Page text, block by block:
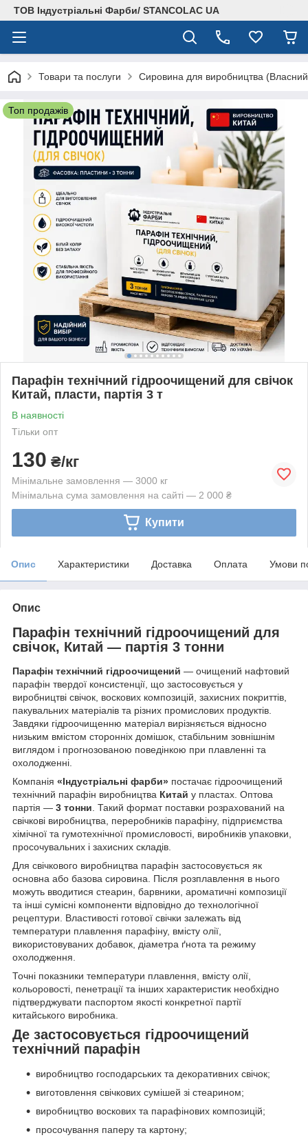
ТОВ Індустріальні Фарби/ STANCOLAC UA
Товари та послуги Сировина для виробництва
Топ продажів
Парафін технічний гідроочищений для свічок
Китай, пласти, партія 3 т
В наявності
Тільки опт
130 ₴/кг
Мінімальне замовлення — 3000 кг
Мінімальна сума замовлення на сайті — 2 000 ₴
Купити
Опис Характеристики Доставка Оплата Умови
Опис
Парафін технічний гідроочищений для
свічок, Китай — партія 3 тонни
Парафін технічний гідроочищений — очищений нафтовий
парафін твердої консистенції, що застосовується у
виробництві свічок, воскових композицій, захисних покриттів,
пакувальних матеріалів та різних промислових продуктів.
Завдяки гідроочищенню матеріал вирізняється відносно
низьким вмістом сторонніх домішок, стабільним зовнішнім
виглядом і прогнозованою поведінкою при плавленні та
охолодженні.
Компанія «Індустріальні фарби» постачає гідроочищений
технічний парафін виробництва Китай у пластах. Оптова
партія — 3 тонни. Такий формат поставки розрахований на
свічкові виробництва, переробників парафіну, підприємства
хімічної та гумотехнічної промисловості, виробників упаковки,
просочувальних і захисних складів.
Для свічкового виробництва парафін застосовується як
основна або базова сировина. Після розплавлення в нього
можуть вводитися стеарин, барвники, ароматичні композиції
та інші сумісні компоненти відповідно до технологічної
рецептури. Властивості готової свічки залежать від
температури плавлення парафіну, вмісту олії,
використовуваних добавок, діаметра ґнота та режиму
охолодження.
Точні показники температури плавлення, вмісту олії,
кольоровості, пенетрації та інших характеристик необхідно
підтверджувати паспортом якості конкретної партії
китайського виробника.
Де застосовується гідроочищений
технічний парафін
виробництво господарських та декоративних свічок;
виготовлення свічкових сумішей зі стеарином;
виробництво воскових та парафінових композицій;
просочування паперу та картону;